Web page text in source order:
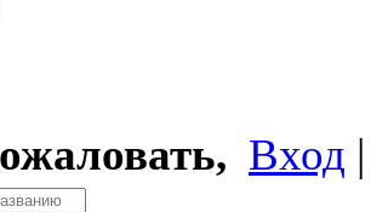
Вход